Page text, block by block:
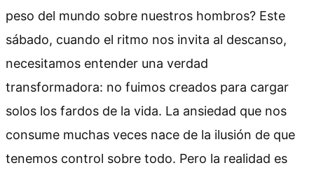
peso del mundo sobre nuestros hombros? Este
sábado, cuando el ritmo nos invita al descanso,
necesitamos entender una verdad
transformadora: no fuimos creados para cargar
solos los fardos de la vida. La ansiedad que nos
consume muchas veces nace de la ilusión de que
tenemos control sobre todo. Pero la realidad es